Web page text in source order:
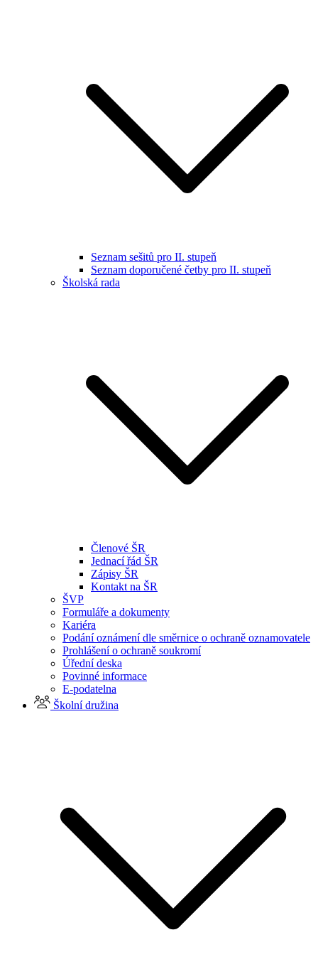
Seznam sešitů pro II. stupeň
Seznam doporučené četby pro II. stupeň
Školská rada
Členové ŠR
Jednací řád ŠR
Zápisy ŠR
Kontakt na ŠR
ŠVP
Formuláře a dokumenty
Kariéra
Podání oznámení dle směrnice o ochraně oznamovatele
Prohlášení o ochraně soukromí
Úřední deska
Povinné informace
E-podatelna
Školní družina